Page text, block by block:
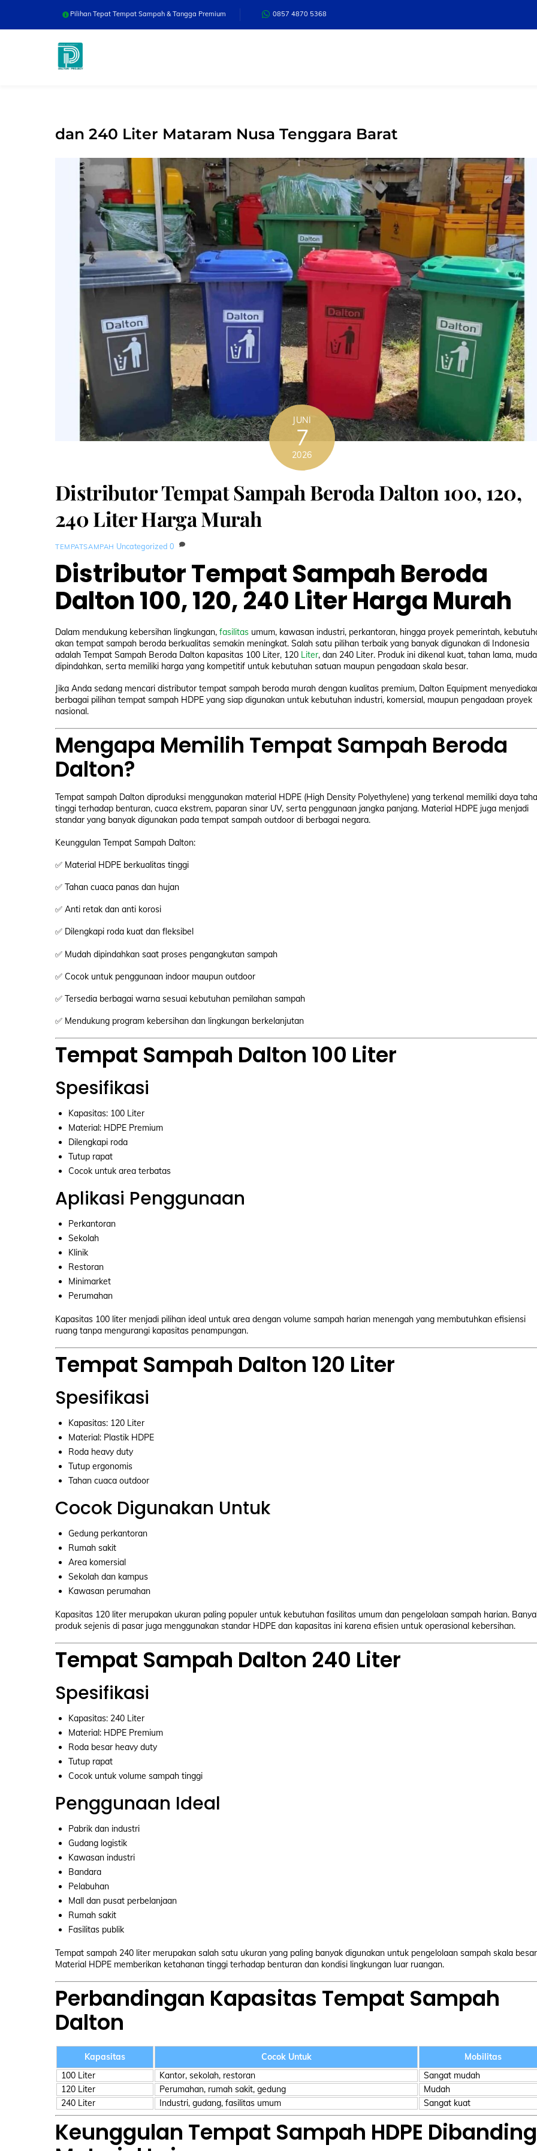
content
Pilihan Tepat Tempat Sampah & Tangga Premium 0857 4870 5368
dan 240 Liter Mataram Nusa Tenggara Barat
JUNI
7
2026
Distributor Tempat Sampah Beroda Dalton 100, 120,
240 Liter Harga Murah
TEMPATSAMPAH Uncategorized 0
Distributor Tempat Sampah Beroda
Dalton 100, 120, 240 Liter Harga Murah
Dalam mendukung kebersihan lingkungan, fasilitas umum, kawasan industri, perkantoran, hingga proyek pemerintah,
akan tempat sampah beroda berkualitas semakin meningkat. Salah satu pilihan terbaik yang banyak digunakan di Indonesia
adalah Tempat Sampah Beroda Dalton kapasitas 100 Liter, 120 Liter, dan 240 Liter. Produk ini dikenal kuat, tahan lama,
dipindahkan, serta memiliki harga yang kompetitif untuk kebutuhan satuan maupun pengadaan skala besar.
Jika Anda sedang mencari distributor tempat sampah beroda murah dengan kualitas premium, Dalton Equipment
berbagai pilihan tempat sampah HDPE yang siap digunakan untuk kebutuhan industri, komersial, maupun pengadaan proyek
nasional.
Mengapa Memilih Tempat Sampah Beroda
Dalton?
Tempat sampah Dalton diproduksi menggunakan material HDPE (High Density Polyethylene) yang terkenal memiliki daya
tinggi terhadap benturan, cuaca ekstrem, paparan sinar UV, serta penggunaan jangka panjang. Material HDPE juga menjadi
standar yang banyak digunakan pada tempat sampah outdoor di berbagai negara.
Keunggulan Tempat Sampah Dalton:
✅ Material HDPE berkualitas tinggi
✅ Tahan cuaca panas dan hujan
✅ Anti retak dan anti korosi
✅ Dilengkapi roda kuat dan fleksibel
✅ Mudah dipindahkan saat proses pengangkutan sampah
✅ Cocok untuk penggunaan indoor maupun outdoor
✅ Tersedia berbagai warna sesuai kebutuhan pemilahan sampah
✅ Mendukung program kebersihan dan lingkungan berkelanjutan
Tempat Sampah Dalton 100 Liter
Spesifikasi
Kapasitas: 100 Liter
Material: HDPE Premium
Dilengkapi roda
Tutup rapat
Cocok untuk area terbatas
Aplikasi Penggunaan
Perkantoran
Sekolah
Klinik
Restoran
Minimarket
Perumahan
Kapasitas 100 liter menjadi pilihan ideal untuk area dengan volume sampah harian menengah yang membutuhkan efisiensi
ruang tanpa mengurangi kapasitas penampungan.
Tempat Sampah Dalton 120 Liter
Spesifikasi
Kapasitas: 120 Liter
Material: Plastik HDPE
Roda heavy duty
Tutup ergonomis
Tahan cuaca outdoor
Cocok Digunakan Untuk
Gedung perkantoran
Rumah sakit
Area komersial
Sekolah dan kampus
Kawasan perumahan
Kapasitas 120 liter merupakan ukuran paling populer untuk kebutuhan fasilitas umum dan pengelolaan sampah harian.
produk sejenis di pasar juga menggunakan standar HDPE dan kapasitas ini karena efisien untuk operasional kebersihan.
Tempat Sampah Dalton 240 Liter
Spesifikasi
Kapasitas: 240 Liter
Material: HDPE Premium
Roda besar heavy duty
Tutup rapat
Cocok untuk volume sampah tinggi
Penggunaan Ideal
Pabrik dan industri
Gudang logistik
Kawasan industri
Bandara
Pelabuhan
Mall dan pusat perbelanjaan
Rumah sakit
Fasilitas publik
Tempat sampah 240 liter merupakan salah satu ukuran yang paling banyak digunakan untuk pengelolaan sampah skala
Material HDPE memberikan ketahanan tinggi terhadap benturan dan kondisi lingkungan luar ruangan.
Perbandingan Kapasitas Tempat Sampah
Dalton
Kapasitas Cocok Untuk
Mobilitas
100 Liter
Kantor, sekolah, restoran
Sangat mudah
120 Liter
Perumahan, rumah sakit, gedung
Mudah
240 Liter
Industri, gudang, fasilitas umum Sangat kuat
Keunggulan Tempat Sampah HDPE Dibanding